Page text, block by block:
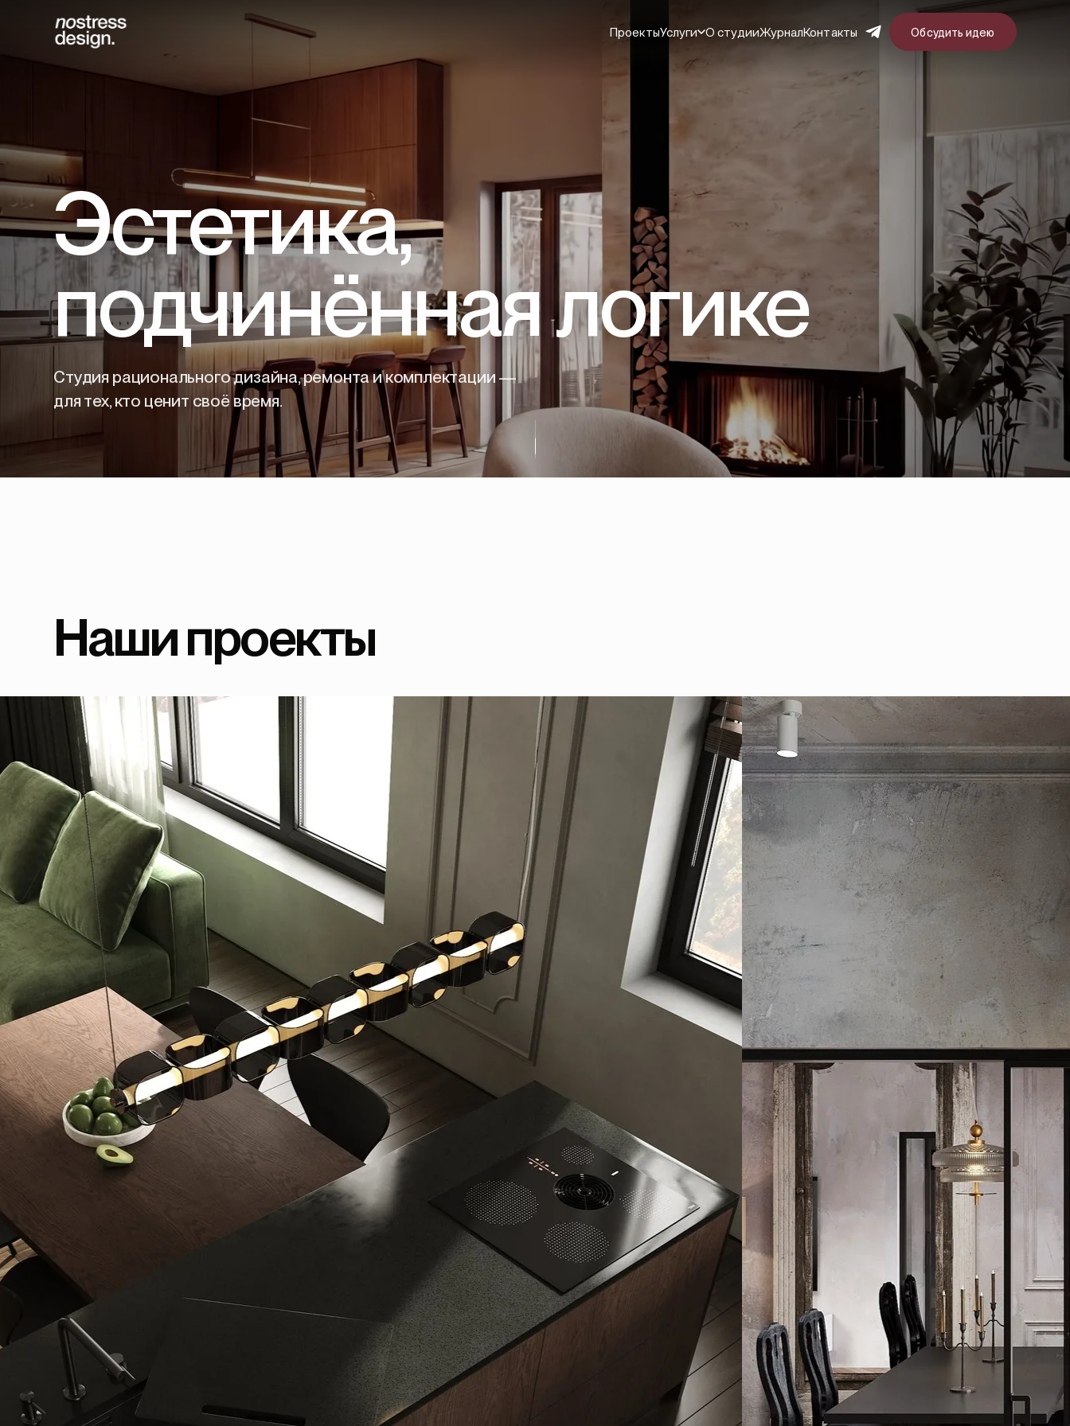
ПроектыУслуги О студииЖурналКонтакты Обсудить идею
Эстетика,
подчинённая логике
Студия рационального дизайна, ремонта и комплектации —
для тех, кто ценит своё время.
Нашипроекты